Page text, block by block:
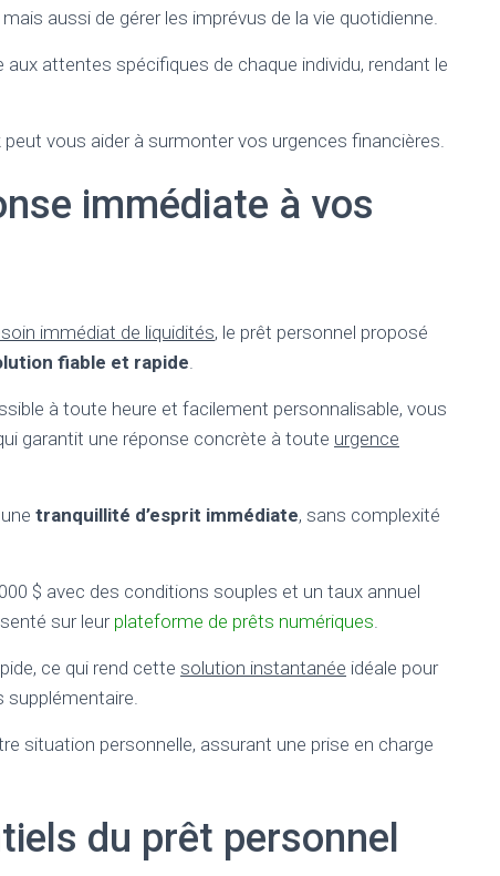
aussi de gérer les imprévus de la vie quotidienne.
aux attentes spécifiques de chaque individu, rendant le
vous aider à surmonter vos urgences financières.
immédiate à vos
immédiat de liquidités, le prêt personnel proposé
fiable et rapide.
à toute heure et facilement personnalisable, vous
garantit une réponse concrète à toute urgence
tranquillité d’esprit immédiate, sans complexité
$ avec des conditions souples et un taux annuel
sur leur plateforme de prêts numériques.
ce qui rend cette solution instantanée idéale pour
supplémentaire.
situation personnelle, assurant une prise en charge
du prêt personnel